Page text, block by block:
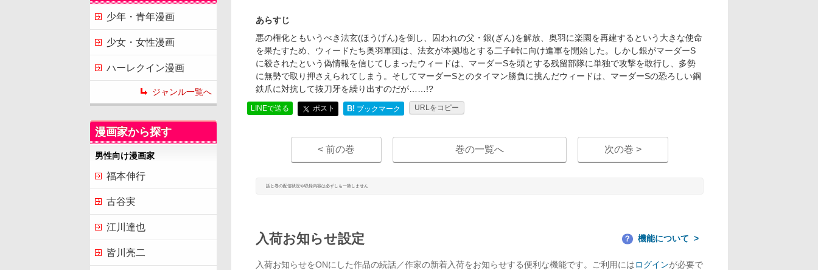
あらすじ
悪の権化ともいうべき法玄(ほうげん)を倒し、囚われの父・銀(ぎん)を解放、奥羽に楽園を再建するという大きな使命
を果たすため、ウィードたち奥羽軍団は、法玄が本拠地とする二子峠に向け進軍を開始した。しかし銀がマーダーS
に殺されたという偽情報を信じてしまったウィードは、マーダーSを頭とする残留部隊に単独で攻撃を敢行し、多勢
に無勢で取り押さえられてしまう。そしてマーダーSとのタイマン勝負に挑んだウィードは、マーダーSの恐ろしい鋼
鉄爪に対抗して抜刀牙を繰り出すのだが……!?
LINEで送る ポスト B! ブックマーク URLをコピー
< 前の巻 巻の一覧へ 次の巻 >
話と巻の配信状況や収録内容は必ずしも一致しません
入荷お知らせ設定 ？ 機能について
入荷お知らせをONにした作品の続話／作家の新着入荷をお知らせする便利な機能です。ご利用にはログインが必要で
少年・青年漫画
少女・女性漫画
ハーレクイン漫画
ジャンル一覧へ
漫画家から探す
男性向け漫画家
福本伸行
古谷実
江川達也
皆川亮二